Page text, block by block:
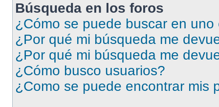
Búsqueda en los foros
¿Cómo se puede buscar en uno
¿Por qué mi búsqueda me
¿Por qué mi búsqueda me
¿Cómo busco usuarios?
¿Como se puede encontrar mis